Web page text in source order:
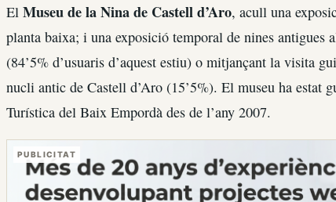
El Museu de la Nina de Castell d’Aro, acull una
planta baixa; i una exposició temporal de nines antigues
(84’5% d’usuaris d’aquest estiu) o mitjançant la visita
nucli antic de Castell d’Aro (15’5%). El museu ha estat
Turística del Baix Empordà des de l’any 2007.
PUBLICITAT